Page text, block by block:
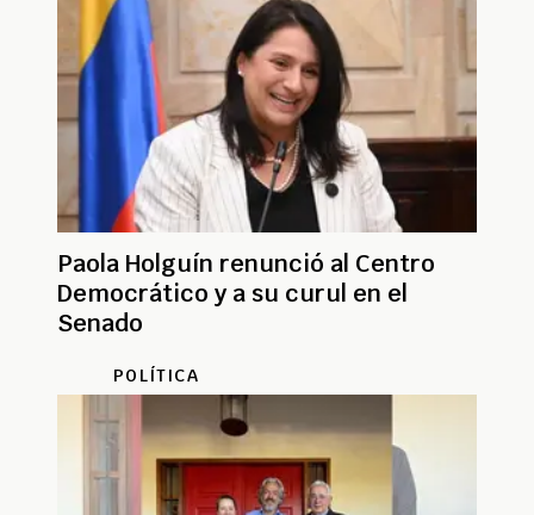
Paola Holguín renunció al Centro
Democrático y a su curul en el
Senado
POLÍTICA